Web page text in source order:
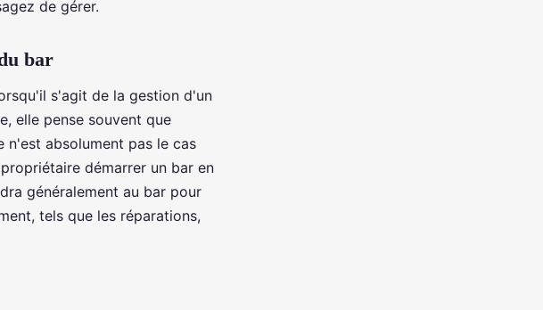
de gérer.
bar
s'agit de la gestion d'un
elle pense souvent que
n'est absolument pas le cas
démarrer un bar en
généralement au bar pour
tels que les réparations,